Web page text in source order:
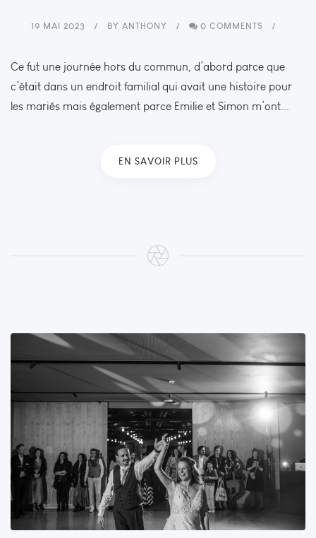
19 MAI 2023 BY ANTHONY 0 COMMENTS
Ce fut une journée hors du commun, d’abord parce que
c’était dans un endroit familial qui avait une histoire pour
les mariés mais également parce Emilie et Simon m’ont...
EN SAVOIR PLUS